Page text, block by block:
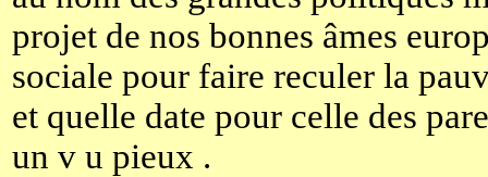
projet de nos bonnes âmes
sociale pour faire reculer la
et quelle date pour celle des
un v u pieux .